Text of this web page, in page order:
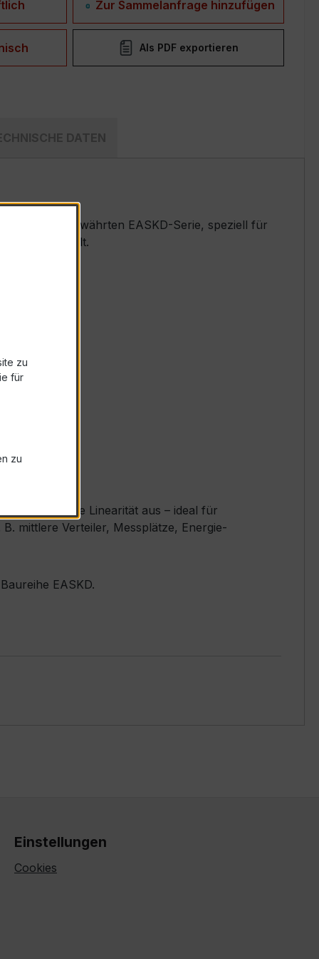
Zur Sammelanfrage hinzufügen
Als PDF exportieren
DATEN
der bewährten EASKD-Serie, speziell für
entwickelt.
exzellente Linearität aus – ideal für
mittlere Verteiler, Messplätze, Energie-
EASKD.
Einstellungen
Cookies
zu
für
zu